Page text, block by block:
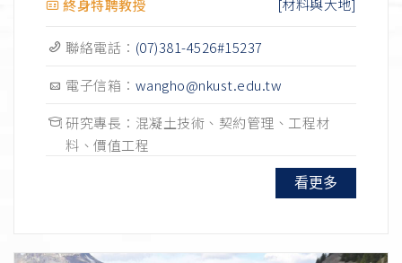
終身特聘教授 [材料與大地]
聯絡電話： (07)381-4526#15237
電子信箱： wangho@nkust.edu.tw
研究專長：混凝土技術、契約管理、工程材
料、價值工程
看更多